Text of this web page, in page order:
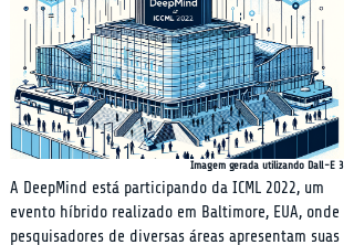
Imagem gerada utilizando Dall-E 3
A DeepMind está participando da ICML 2022, um
evento híbrido realizado em Baltimore, EUA, onde
pesquisadores de diversas áreas apresentam suas